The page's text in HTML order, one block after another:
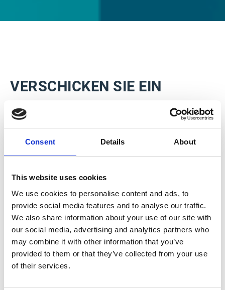
Consent Details About
This website uses cookies
We use cookies to personalise content and ads, to
provide social media features and to analyse our traffic.
We also share information about your use of our site with
our social media, advertising and analytics partners who
may combine it with other information that you’ve
provided to them or that they’ve collected from your use
of their services.
VERSCHICKEN SIE EIN
DOKUMENT ODER EINE
MILLIONEN.
einzelner Dokumente oder Batches - wann und wie Sie
wollen und ohne Verzögerung.
KEINE SORGEN ÜBER ZUSÄTZLICHE KOSTEN
Jedes Dokument, das vom Esker Druck- und
Versandservice verarbeitet wird, lässt sich anhand einer
eindeutigen Kennung verfolgen. Auf jeder Seite wird ein
Barcode angebracht, damit das Dokument
nachverfolgbar bleibt und der Versandstatus jedes
Einzeldokuments in Echtzeit abrufbar ist. Der Barcode